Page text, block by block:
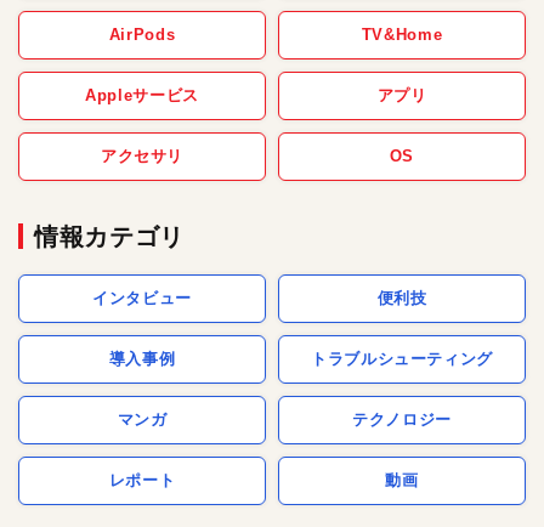
AirPods TV&Home
Appleサービス アプリ
アクセサリ OS
情報カテゴリ
インタビュー 便利技
導入事例 トラブルシューティング
マンガ テクノロジー
レポート 動画